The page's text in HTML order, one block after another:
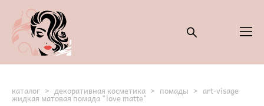
каталог > декоративная косметика > помады > art-visage
жидкая матовая помада "love matte"